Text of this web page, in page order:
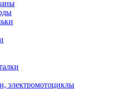
электромотоциклы